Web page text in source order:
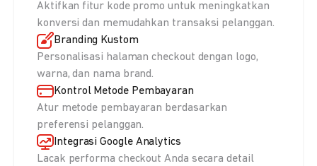
Aktifkan fitur kode promo untuk meningkatkan
konversi dan memudahkan transaksi pelanggan.
Branding Kustom
Personalisasi halaman checkout dengan logo,
warna, dan nama brand.
Kontrol Metode Pembayaran
Atur metode pembayaran berdasarkan
preferensi pelanggan.
Integrasi Google Analytics
Lacak performa checkout Anda secara detail